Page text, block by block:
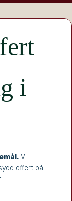
i
Vi
offert på